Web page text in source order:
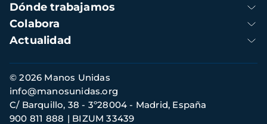
Dónde trabajamos
Colabora
Actualidad
Información
de
contacto
© 2026 Manos Unidas
C/ Barquillo, 38 - 3º28004 - Madrid, España
900 811 888
BIZUM 33439
info@manosunidas.org